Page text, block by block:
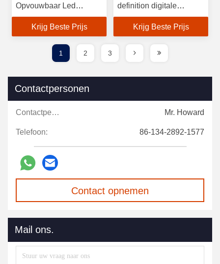
Opvouwbaar Led
Scherm Dubbelzijdig
Led Display
Krijg Beste Prijs
definition digitale
signage en SMD1515
lampenKrijg Beste Prijs
1 2 3
Contactpersonen
Contactpersonen: Mr. Howard
Telefoon: 86-134-2892-1577
Contact opnemen
Mail ons.